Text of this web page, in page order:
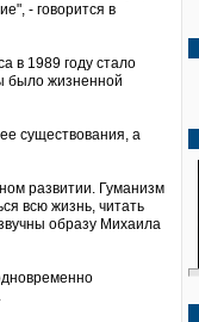
- говорится в
в 1989 году стало
было жизненной
существования, а
развитии. Гуманизм
всю жизнь, читать
образу Михаила